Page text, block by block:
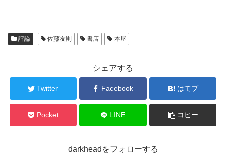
評論 佐藤友則 書店 本屋
シェアする
Twitter Facebook はてブ
Pocket LINE コピー
darkheadをフォローする